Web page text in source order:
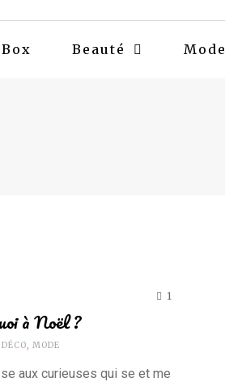
Box Beauté Mode
1
à Noël ?
DÉCO, MODE
aux curieuses qui se et me